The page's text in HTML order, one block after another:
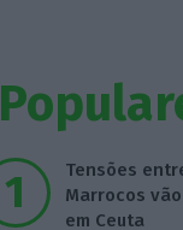
Tensões
Marrocos
em Ceuta